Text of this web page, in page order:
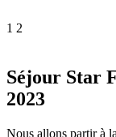
1 2
Séjour Star
2023
Nous allons partir à